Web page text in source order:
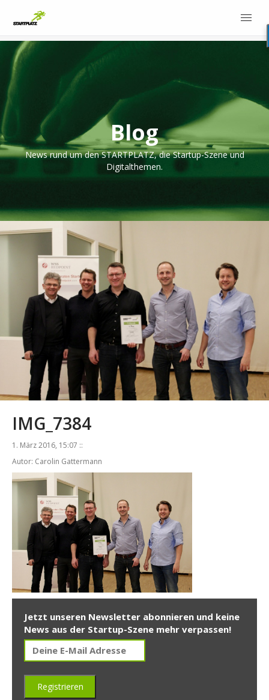
Blog
News rund um den STARTPLATZ, die Startup-Szene und
Digitalthemen.
IMG_7384
1. März 2016, 15:07 ::
Autor: Carolin Gattermann
Jetzt unseren Newsletter abonnieren und keine
News aus der Startup-Szene mehr verpassen!